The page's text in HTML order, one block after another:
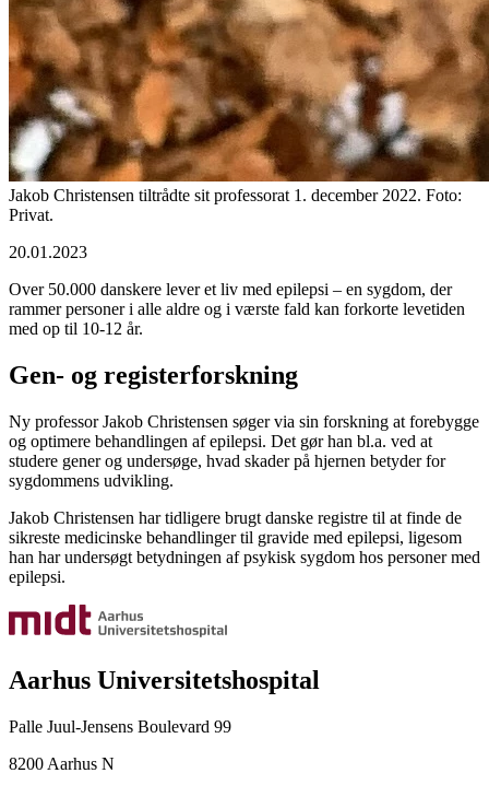
Jakob Christensen tiltrådte sit professorat 1. december 2022. Foto:
Privat.
20.01.2023
Over 50.000 danskere lever et liv med epilepsi – en sygdom, der
rammer personer i alle aldre og i værste fald kan forkorte levetiden
med op til 10-12 år.
Gen- og registerforskning
Ny professor Jakob Christensen søger via sin forskning at forebygge
og optimere behandlingen af epilepsi. Det gør han bl.a. ved at
studere gener og undersøge, hvad skader på hjernen betyder for
sygdommens udvikling.
Jakob Christensen har tidligere brugt danske registre til at finde de
sikreste medicinske behandlinger til gravide med epilepsi, ligesom
han har undersøgt betydningen af psykisk sygdom hos personer med
epilepsi.
Aarhus Universitetshospital
Palle Juul-Jensens Boulevard 99
8200 Aarhus N